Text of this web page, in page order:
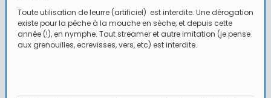
Toute utilisation de leurre (artificiel) est interdite. Une dérogation
existe pour la pêche à la mouche en sèche, et depuis cette
année (!), en nymphe. Tout streamer et autre imitation (je pense
aux grenouilles, ecrevisses, vers, etc) est interdite.